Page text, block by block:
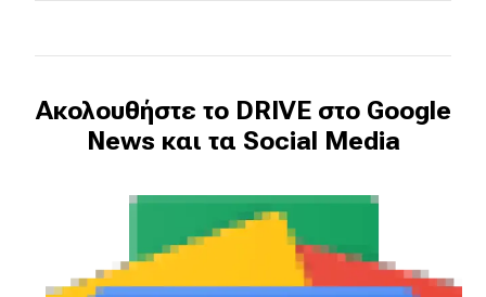
Ακολουθήστε το DRIVE στο Google
News και τα Social Media